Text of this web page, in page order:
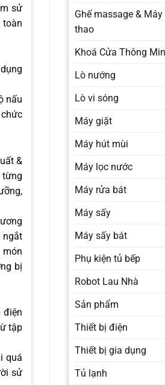
Ghế massage &
thao
Khoá Cửa Thông
Lò nướng
Lò vi sóng
Máy giặt
Máy hút mùi
Máy lọc nước
Máy rửa bát
Máy sấy
Máy sấy bát
Phụ kiện tủ bếp
Robot Lau Nhà
Sản phẩm
Thiết bị điện
Thiết bị gia dụng
Tủ lạnh
sử
toàn
nấu
&
ngắt
món
bị
điện
tập
quá
sử